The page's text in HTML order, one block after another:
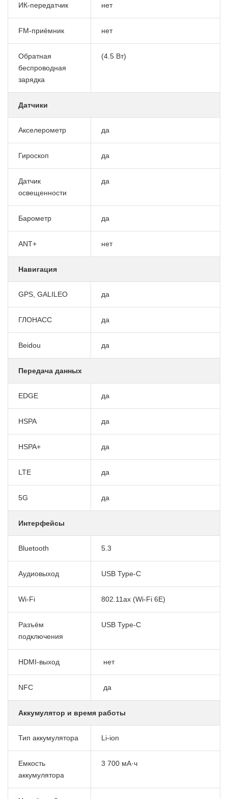
ИК-передатчик нет
FM-приёмник нет
Обратная
беспроводная
зарядка
(4.5 Вт)
Датчики
Акселерометр да
Гироскоп да
Датчик
освещенности
да
Барометр да
ANT+ нет
Навигация
GPS, GALILEO да
ГЛОНАСС да
Beidou да
Передача данных
EDGE да
HSPA да
HSPA+ да
LTE да
5G да
Интерфейсы
Bluetooth 5.3
Аудиовыход USB Type-C
Wi-Fi 802.11ax (Wi-Fi 6E)
Разъём
подключения
USB Type-C
HDMI-выход нет
NFC да
Аккумулятор и время работы
Тип аккумулятора Li-ion
Емкость
аккумулятора
3 700 мА·ч